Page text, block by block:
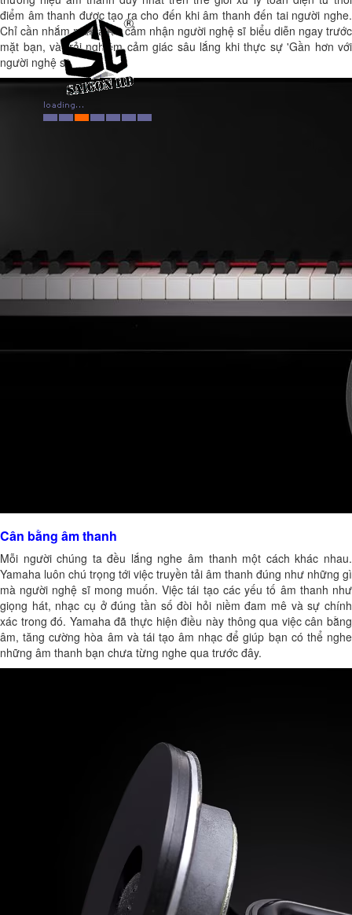
điểm âm thanh được tạo ra cho đến khi âm thanh đến tai người nghe.
Chỉ cần nhắm mắt lại và cảm nhận người nghệ sĩ biểu diễn ngay trước
mặt bạn, và trải nghiệm cảm giác sâu lắng khi thực sự 'Gần hơn với
người nghệ sĩ.
Cân bằng âm thanh
Mỗi người chúng ta đều lắng nghe âm thanh một cách khác nhau.
Yamaha luôn chú trọng tới việc truyền tải âm thanh đúng như những gì
mà người nghệ sĩ mong muốn. Việc tái tạo các yếu tố âm thanh như
giọng hát, nhạc cụ ở đúng tần số đòi hỏi niềm đam mê và sự chính
xác trong đó. Yamaha đã thực hiện điều này thông qua việc cân bằng
âm, tăng cường hòa âm và tái tạo âm nhạc để giúp bạn có thể nghe
những âm thanh bạn chưa từng nghe qua trước đây.